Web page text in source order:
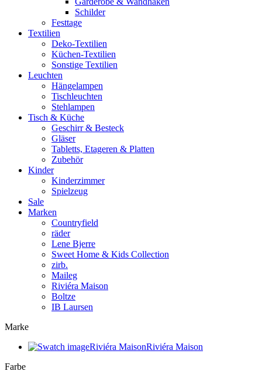
Schilder
Festtage
Textilien
Deko-Textilien
Küchen-Textilien
Sonstige Textilien
Leuchten
Hängelampen
Tischleuchten
Stehlampen
Tisch & Küche
Geschirr & Besteck
Gläser
Tabletts, Etageren & Platten
Zubehör
Kinder
Kinderzimmer
Spielzeug
Sale
Marken
Countryfield
räder
Lene Bjerre
Sweet Home & Kids Collection
zirb.
Maileg
Riviéra Maison
Boltze
IB Laursen
Marke
Riviéra MaisonRiviéra Maison
Farbe